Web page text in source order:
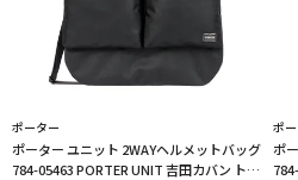
ポーター
ポーター ユニット 2WAYヘルメットバッグ
784-05463 PORTER UNIT 吉田カバン トー
ポ
ポ